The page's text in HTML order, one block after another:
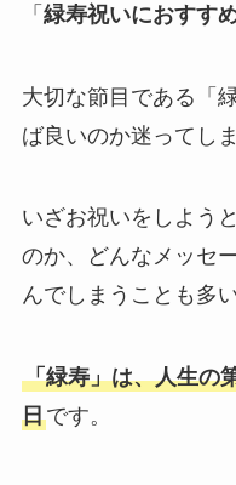
長寿・還暦
敬老の日
クリスマス
「 緑寿祝いにおすす
大切な節目である「
ば良いのか迷ってし
いざお祝いをしよう
のか、どんなメッセ
んでしまうことも多
「緑寿」は、人生の
日です。